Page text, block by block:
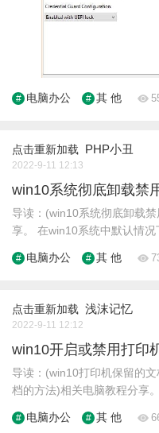
电脑办公 其 他
点击重新加载 PHP小丑
2022-9-11 12:13
win10系统彻底卸载禁
导读：(win10系统彻底卸载
享。 在win10系统中默认情况
电脑办公 其 他
点击重新加载 浅沫记忆
2022-9-11 12:12
win10开启或禁用打印
导读：(win10打印机保留的
档的方法)相关电脑教程分享。
电脑办公 其 他